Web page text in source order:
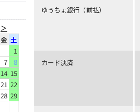
＞
金 土
1
7
8
14 15
21 22
28 29
ゆうちょ銀行（前払）
カード決済